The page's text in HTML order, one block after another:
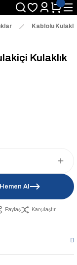
Kablolu
Kulaklık
Hemen Al
Paylaş Karşılaştır